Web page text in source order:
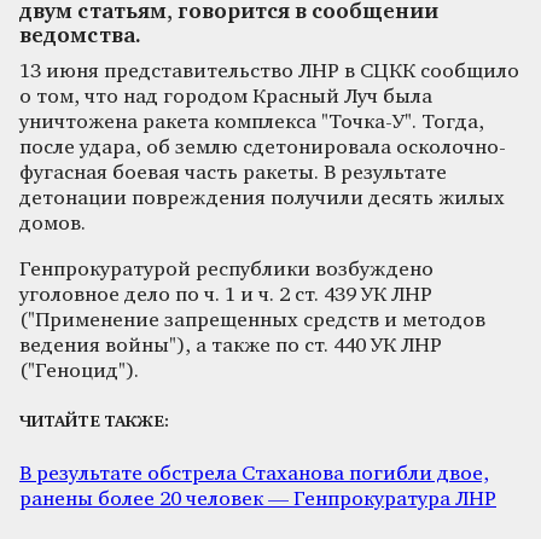
двум статьям, говорится в сообщении
ведомства.
13 июня представительство ЛНР в СЦКК сообщило
о том, что над городом Красный Луч была
уничтожена ракета комплекса "Точка-У". Тогда,
после удара, об землю сдетонировала осколочно-
фугасная боевая часть ракеты. В результате
детонации повреждения получили десять жилых
домов.
Генпрокуратурой республики возбуждено
уголовное дело по ч. 1 и ч. 2 ст. 439 УК ЛНР
("Применение запрещенных средств и методов
ведения войны"), а также по ст. 440 УК ЛНР
("Геноцид").
ЧИТАЙТЕ ТАКЖЕ:
В результате обстрела Стаханова погибли двое,
ранены более 20 человек — Генпрокуратура ЛНР